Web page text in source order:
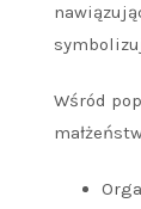
Wśród